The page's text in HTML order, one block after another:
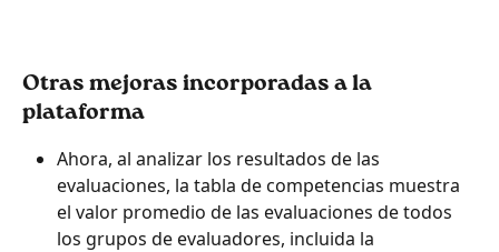
Otras mejoras incorporadas a la
plataforma
Ahora, al analizar los resultados de las
evaluaciones, la tabla de competencias muestra
el valor promedio de las evaluaciones de todos
los grupos de evaluadores, incluida la